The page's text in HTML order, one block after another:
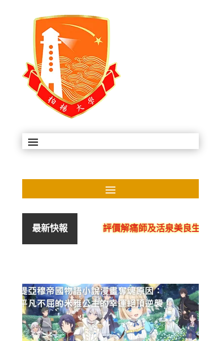
最新快報 評價解痛師及活泉美良生館的